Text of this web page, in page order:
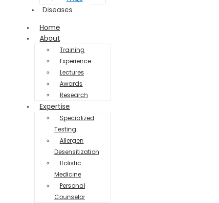
Diseases
Home
About
Training
Experience
Lectures
Awards
Research
Expertise
Specialized
Testing
Allergen
Desensitization
Holistic
Medicine
Personal
Counselor